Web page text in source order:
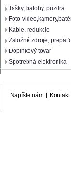
Tašky, batohy, puzdra
Foto-
Káble, redukcie
Záložné zdroje,
Doplnkový tovar
Spotrebná elektronika
Napíšte nám Kontakt